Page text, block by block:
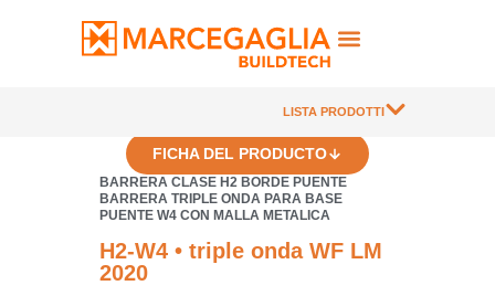
LISTA PRODOTTI
BARRERA CLASE H2 BORDE PUENTE
BARRERA TRIPLE ONDA PARA BASE
PUENTE W4 CON MALLA METALICA
FICHA DEL PRODUCTO
H2-W4 • triple onda WF LM
2020